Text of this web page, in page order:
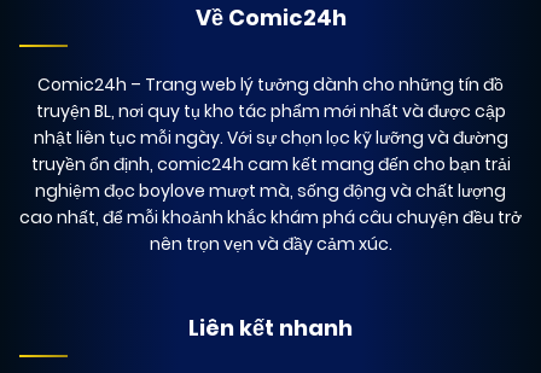
Về Comic24h
Comic24h – Trang web lý tưởng dành cho những tín đồ
truyện BL, nơi quy tụ kho tác phẩm mới nhất và được cập
nhật liên tục mỗi ngày. Với sự chọn lọc kỹ lưỡng và đường
truyền ổn định, comic24h cam kết mang đến cho bạn trải
nghiệm đọc boylove mượt mà, sống động và chất lượng
cao nhất, để mỗi khoảnh khắc khám phá câu chuyện đều trở
nên trọn vẹn và đầy cảm xúc.
Liên kết nhanh